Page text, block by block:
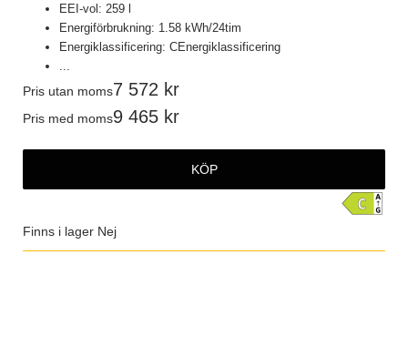
EEI-vol: 259 l
Energiförbrukning: 1.58 kWh/24tim
Energiklassificering: CEnergiklassificering
Pris utan moms7 572
Pris med moms9 465
KÖP
Finns i lager Nej